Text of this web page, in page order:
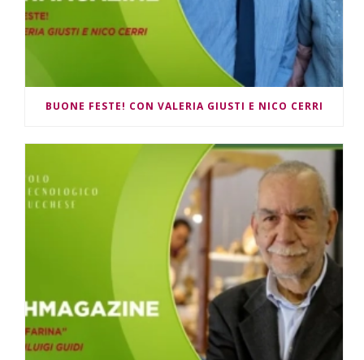
BUONE FESTE! CON VALERIA GIUSTI E NICO CERRI